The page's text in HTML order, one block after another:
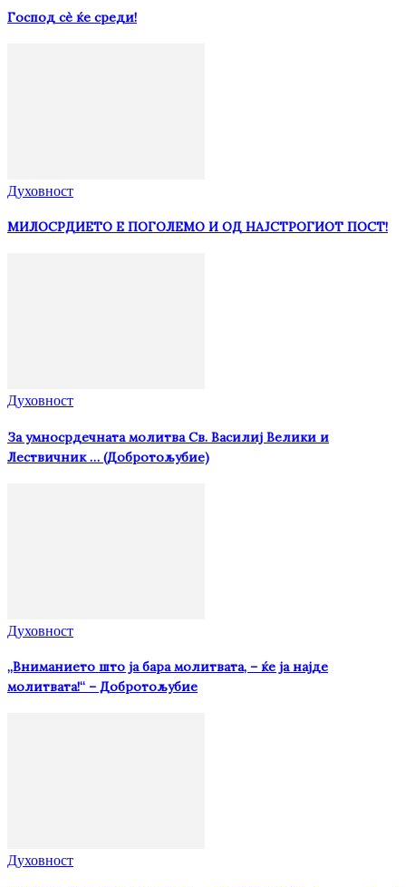
Господ сѐ ќе среди!
Духовност
МИЛОСРДИЕТО Е ПОГОЛЕМО И ОД НАЈСТРОГИОТ ПОСТ!
Духовност
За умносрдечната молитва Св. Василиј Велики и
Лествичник … (Добротољубие)
Духовност
„Вниманието што jа бара молитвата, – ќе jа најде
молитвата!“ – Добротољубие
Духовност